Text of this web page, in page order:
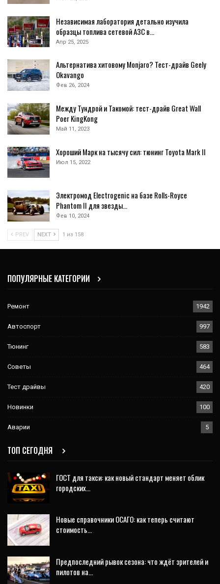
Независимая лаборатория детально изучила
образцы топлива сетевой АЗС в…
Апр 25, 2025
Альтернатива хитовому Monjaro? Тест-драйв Geely
Okavango
Фев 26, 2024
Между Тундрой и Такомой: тест-драйв Great Wall
Poer KingKong
Май 11, 2023
Хороший Марк на тысячу сил: тюнинг Toyota Mark II
Июл 15, 2022
Электромод Electrogenic на базе Rolls-Royce
Phantom II для звезды…
Фев 10, 2024
PREV NEXT 1 из 158
ПОПУЛЯРНЫЕ КАТЕГОРИИ
Ремонт 1942
Автоспорт 997
Тюнинг 583
Советы 464
Тест драйвы 420
Новинки 100
Аварии 5
ТОП СЕГОДНЯ
ГОСТ для такси: как новый стандарт меняет облик
городских…
Новые справочники ОСАГО: как теперь считают
стоимость…
Предпоследний рывок сезона: что ждёт зрителей и
пилотов на…